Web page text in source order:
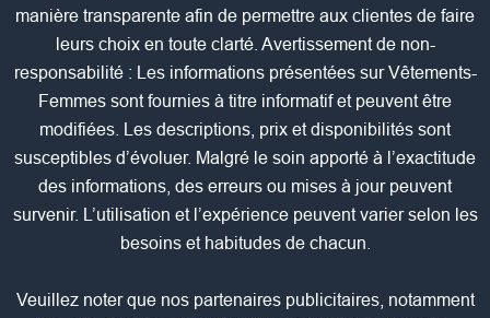
manière transparente afin de permettre aux clientes de faire
leurs choix en toute clarté. Avertissement de non-
responsabilité : Les informations présentées sur Vêtements-
Femmes sont fournies à titre informatif et peuvent être
modifiées. Les descriptions, prix et disponibilités sont
susceptibles d’évoluer. Malgré le soin apporté à l’exactitude
des informations, des erreurs ou mises à jour peuvent
survenir. L’utilisation et l’expérience peuvent varier selon les
besoins et habitudes de chacun.
Veuillez noter que nos partenaires publicitaires, notamment